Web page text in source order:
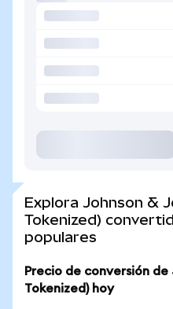
Explora Johnson &
Tokenized)
populares
Precio de conversión de
Tokenized) hoy